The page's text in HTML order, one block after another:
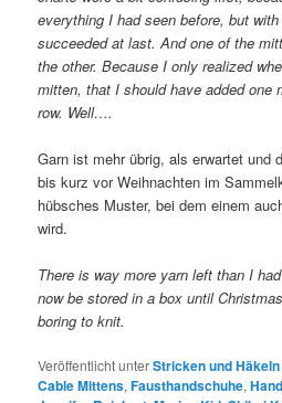
everything I had seen before, but
succeeded at last. And one of the
the other. Because I only realized
mitten, that I should have added one
row. Well….
Garn ist mehr übrig, als erwartet und
bis kurz vor Weihnachten im
hübsches Muster, bei dem einem
wird.
There is way more yarn left than I
now be stored in a box until
boring to knit.
Veröffentlicht unterStricken und Häkeln
Cable Mittens,Fausthandschuhe,